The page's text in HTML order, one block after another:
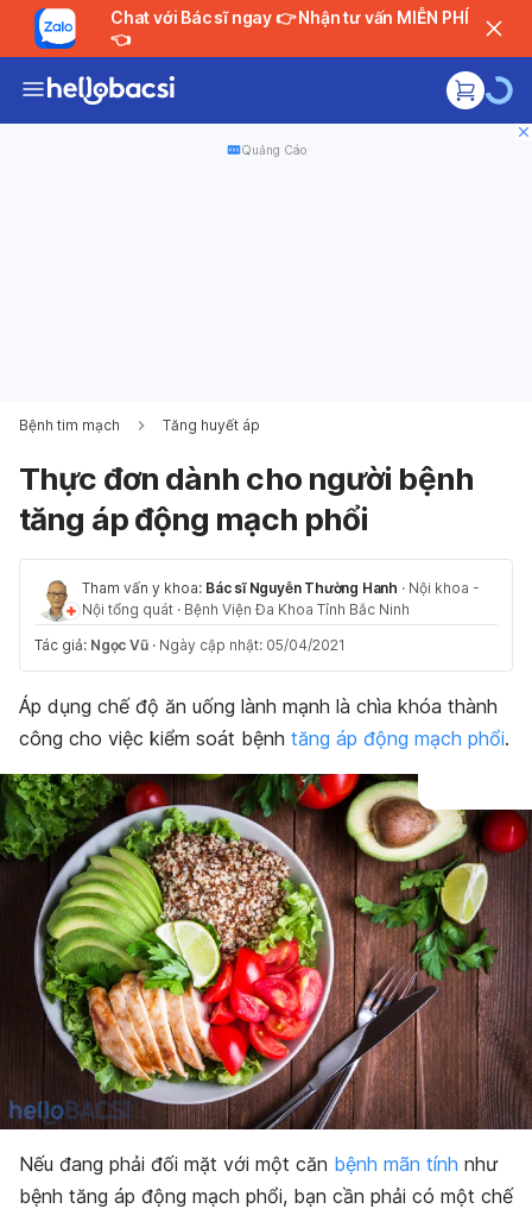
Chat với Bác sĩ ngay 👉 Nhận tư vấn MIỄN PHÍ
👈
Quảng Cáo
Bệnh tim mạch Tăng huyết áp
Thực đơn dành cho người bệnh
tăng áp động mạch phổi
Tham vấn y khoa: Bác sĩ Nguyễn Thường Hanh · Nội khoa -
Nội tổng quát · Bệnh Viện Đa Khoa Tỉnh Bắc Ninh
Tác giả: Ngọc Vũ · Ngày cập nhật: 05/04/2021
Áp dụng chế độ ăn uống lành mạnh là chìa khóa thành
công cho việc kiểm soát bệnh tăng áp động mạch phổi.
Nếu đang phải đối mặt với một căn bệnh mãn tính như
bệnh tăng áp động mạch phổi, bạn cần phải có một chế